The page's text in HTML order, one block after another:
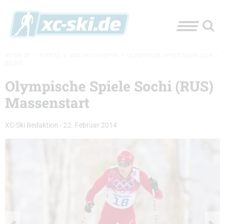
Olympische Spiele Sochi (RUS)
Massenstart
XC-Ski Redaktion - 22. Februar 2014